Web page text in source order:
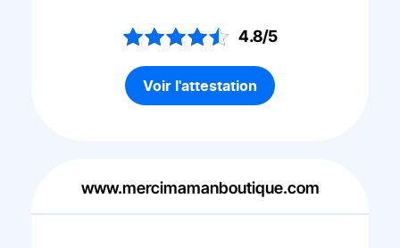
4.8/5
Voir l'attestation
www.mercimamanboutique.com